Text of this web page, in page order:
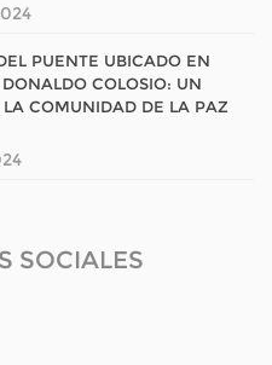
PUENTE UBICADO EN
COLOSIO: UN
COMUNIDAD DE LA PAZ
SOCIALES